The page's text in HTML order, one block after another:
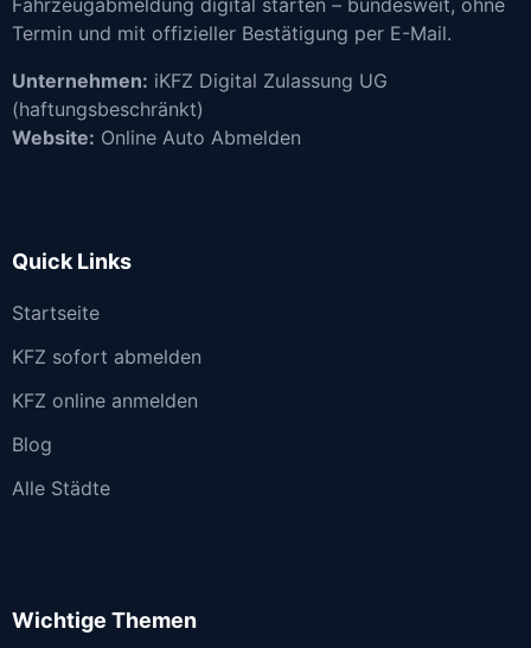
Termin und mit offizieller Bestätigung per E-Mail.
Unternehmen: iKFZ Digital Zulassung UG
(haftungsbeschränkt)
Website: Online Auto Abmelden
Quick Links
Startseite
KFZ sofort abmelden
KFZ online anmelden
Blog
Alle Städte
Wichtige Themen